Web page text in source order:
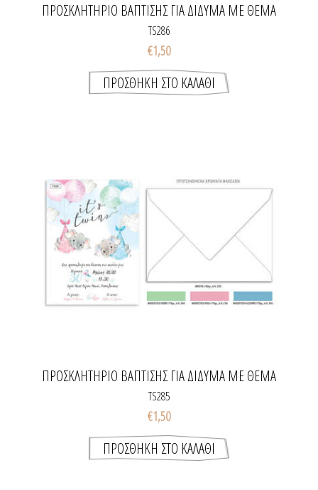
ΠΡΟΣΚΛΗΤΉΡΙΟ ΒΆΠΤΙΣΗΣ ΓΙΑ ΔΊΔΥΜΑ ΜΕ ΘΈΜΑ
TWINKLE LITTLE STARS
TS286
€1,50
ΠΡΟΣΚΛΗΤΉΡΙΟ ΒΆΠΤΙΣΗΣ ΓΙΑ ΔΊΔΥΜΑ ΜΕ ΘΈΜΑ
ΤΑ ΕΛΕΦΑΝΤΆΚΙΑ
TS285
€1,50